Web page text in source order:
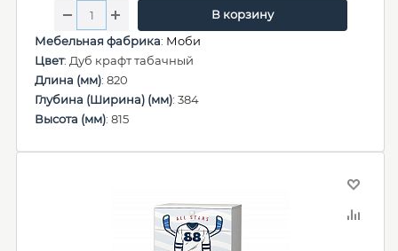
В корзину
Мебельная фабрика: Моби
Цвет: Дуб крафт табачный
Длина (мм): 820
Глубина (Ширина) (мм): 384
Высота (мм): 815